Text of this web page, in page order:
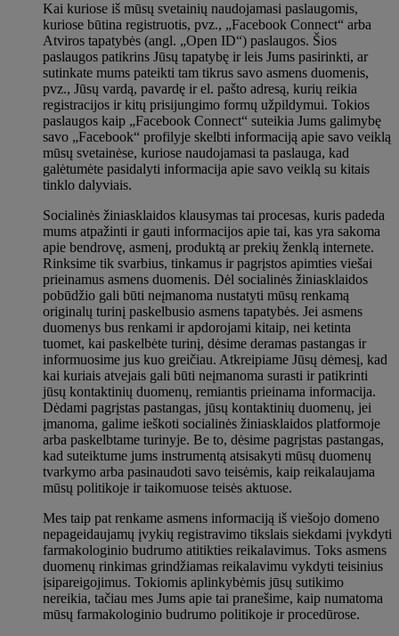
Kai kuriose iš mūsų svetainių naudojamasi paslaugomis,
kuriose būtina registruotis, pvz., „Facebook Connect“ arba
Atviros tapatybės (angl. „Open ID“) paslaugos. Šios
paslaugos patikrins Jūsų tapatybę ir leis Jums pasirinkti, ar
sutinkate mums pateikti tam tikrus savo asmens duomenis,
pvz., Jūsų vardą, pavardę ir el. pašto adresą, kurių reikia
registracijos ir kitų prisijungimo formų užpildymui. Tokios
paslaugos kaip „Facebook Connect“ suteikia Jums galimybę
savo „Facebook“ profilyje skelbti informaciją apie savo veiklą
mūsų svetainėse, kuriose naudojamasi ta paslauga, kad
galėtumėte pasidalyti informacija apie savo veiklą su kitais
tinklo dalyviais.
Socialinės žiniasklaidos klausymas tai procesas, kuris padeda
mums atpažinti ir gauti informacijos apie tai, kas yra sakoma
apie bendrovę, asmenį, produktą ar prekių ženklą internete.
Rinksime tik svarbius, tinkamus ir pagrįstos apimties viešai
prieinamus asmens duomenis. Dėl socialinės žiniasklaidos
pobūdžio gali būti neįmanoma nustatyti mūsų renkamą
originalų turinį paskelbusio asmens tapatybės. Jei asmens
duomenys bus renkami ir apdorojami kitaip, nei ketinta
tuomet, kai paskelbėte turinį, dėsime deramas pastangas ir
informuosime jus kuo greičiau. Atkreipiame Jūsų dėmesį, kad
kai kuriais atvejais gali būti neįmanoma surasti ir patikrinti
jūsų kontaktinių duomenų, remiantis prieinama informacija.
Dėdami pagrįstas pastangas, jūsų kontaktinių duomenų, jei
įmanoma, galime ieškoti socialinės žiniasklaidos platformoje
arba paskelbtame turinyje. Be to, dėsime pagrįstas pastangas,
kad suteiktume jums instrumentą atsisakyti mūsų duomenų
tvarkymo arba pasinaudoti savo teisėmis, kaip reikalaujama
mūsų politikoje ir taikomuose teisės aktuose.
Mes taip pat renkame asmens informaciją iš viešojo domeno
nepageidaujamų įvykių registravimo tikslais siekdami įvykdyti
farmakologinio budrumo atitikties reikalavimus. Toks asmens
duomenų rinkimas grindžiamas reikalavimu vykdyti teisinius
įsipareigojimus. Tokiomis aplinkybėmis jūsų sutikimo
nereikia, tačiau mes Jums apie tai pranešime, kaip numatoma
mūsų farmakologinio budrumo politikoje ir procedūrose.